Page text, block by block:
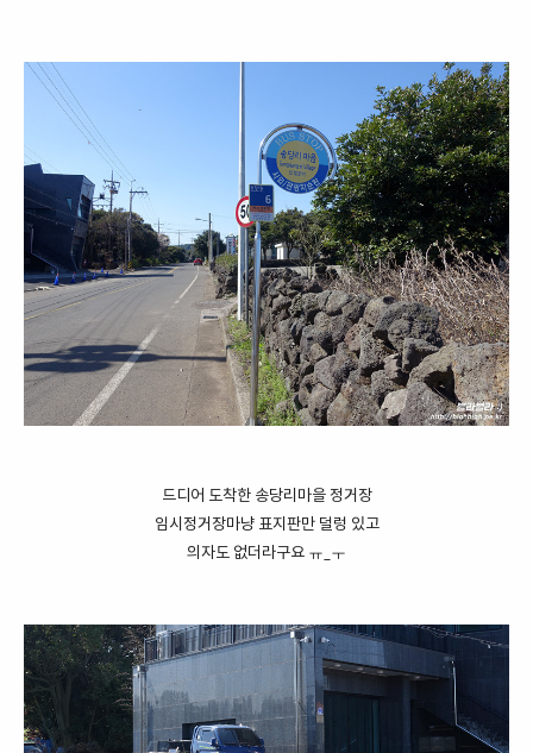
드디어 도착한 송당리마을 정거장
임시정거장마냥 표지판만 덜렁 있고
의자도 없더라구요 ㅠ_ㅜ